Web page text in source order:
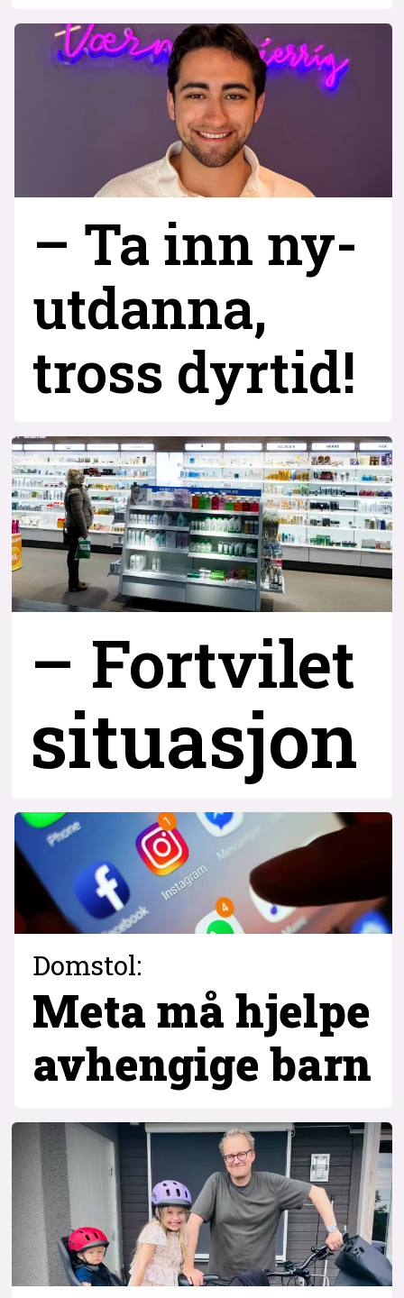
– Ta inn ny­
utdanna,
tross dyrtid!
– Fortvilet
situasjon
Domstol:
Meta må hjelpe
avhengige barn